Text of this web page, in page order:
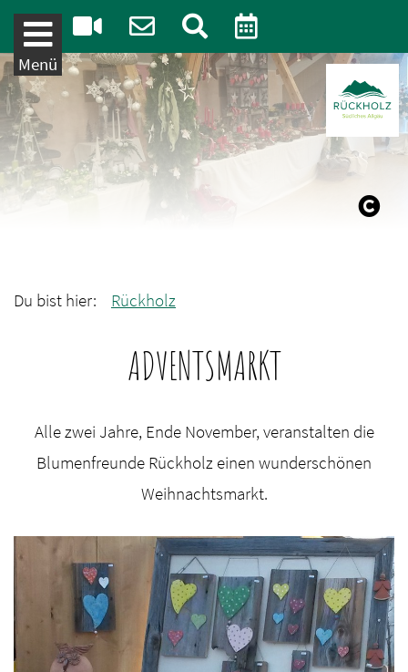
Weiter zum Inhalt
Menü
Du bist hier: Rückholz
ADVENTSMARKT
Alle zwei Jahre, Ende November, veranstalten die
Blumenfreunde Rückholz einen wunderschönen
Weihnachtsmarkt.